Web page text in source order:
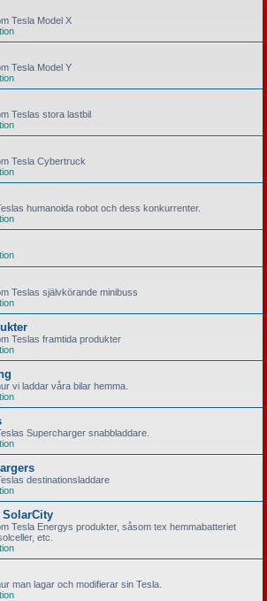
Tesla Model X
Tesla Model Y
Teslas stora lastbil
Tesla Cybertruck
humanoida robot och dess konkurrenter.
Teslas självkörande minibuss
Teslas framtida produkter
vi laddar våra bilar hemma.
Supercharger snabbladdare.
destinationsladdare
SolarCity
Tesla Energys produkter, såsom tex hemmabatteriet
etc.
man lagar och modifierar sin Tesla.